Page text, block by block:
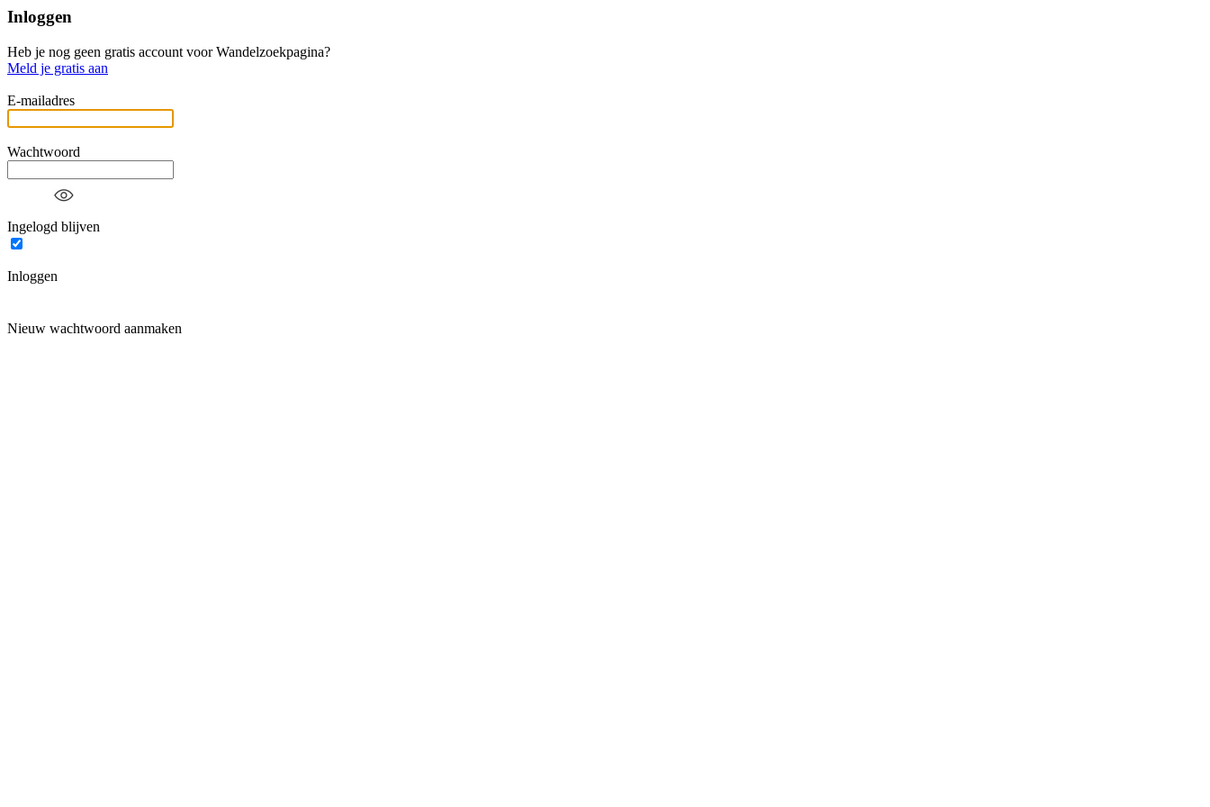
Inloggen
Heb je nog geen gratis account voor Wandelzoekpagina?
Meld je gratis aan
E-mailadres
Wachtwoord
Ingelogd blijven
Inloggen
Nieuw wachtwoord aanmaken